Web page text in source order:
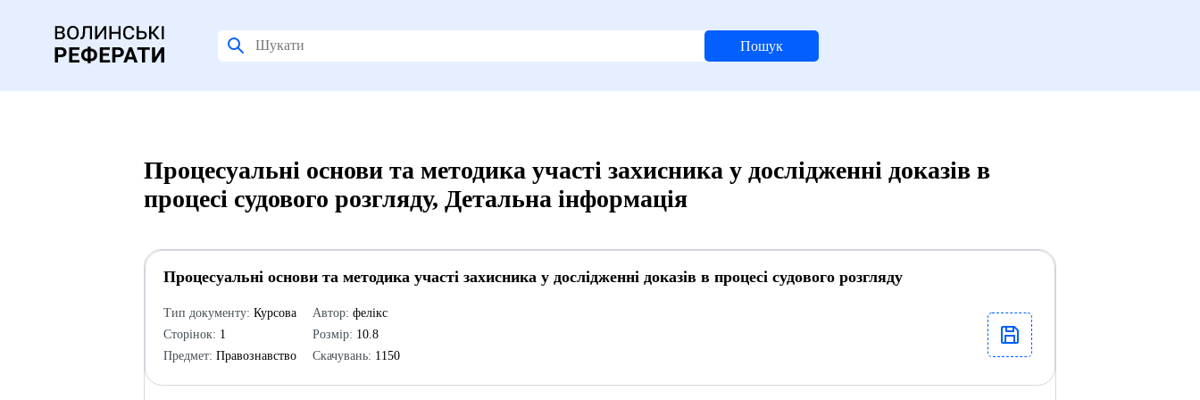
Пошук
Процесуальні основи та методика участі захисника у дослідженні доказів в
процесі судового розгляду, Детальна інформація
Процесуальні основи та методика участі захисника у дослідженні доказів в процесі судового розгляду
Тип документу: Курсова
Сторінок: 1
Предмет: Правознавство
Автор: фелікс
Розмір: 10.8
Скачувань: 1150